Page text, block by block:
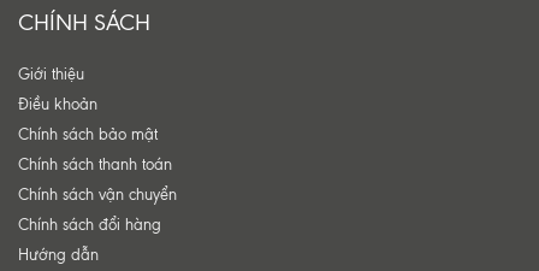
CHÍNH SÁCH
Giới thiệu
Điều khoản
Chính sách bảo mật
Chính sách thanh toán
Chính sách vận chuyển
Chính sách đổi hàng
Hướng dẫn